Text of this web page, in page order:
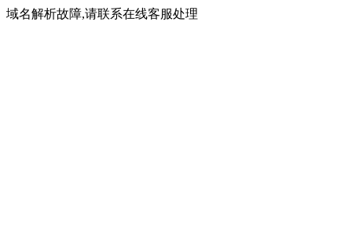
域名解析故障,请联系在线客服处理